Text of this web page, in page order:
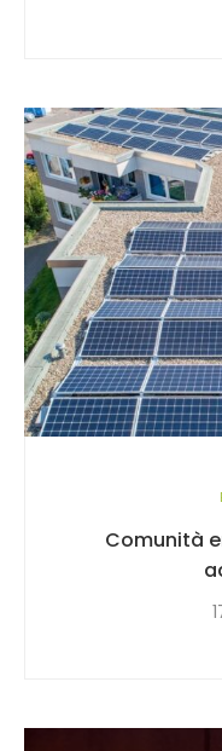
Comunità